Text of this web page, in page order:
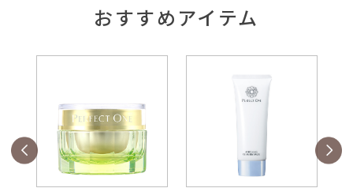
おすすめアイテム